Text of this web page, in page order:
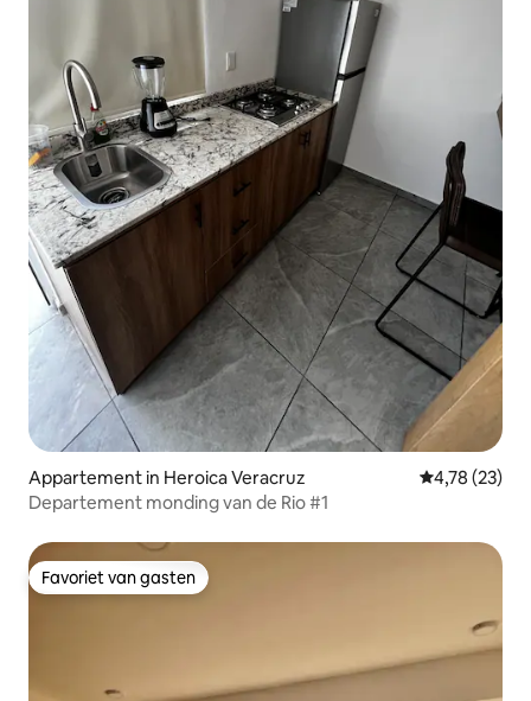
Appartement in Heroica Veracruz Gemiddelde
4,78 (23)
Departement monding van de Rio #1
Favoriet van gasten
Favoriet van gasten